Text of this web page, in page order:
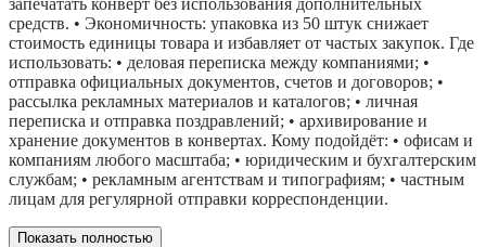
средств. • Экономичность: упаковка из 50 штук снижает
стоимость единицы товара и избавляет от частых закупок. Где
использовать: • деловая переписка между компаниями; •
отправка официальных документов, счетов и договоров; •
рассылка рекламных материалов и каталогов; • личная
переписка и отправка поздравлений; • архивирование и
хранение документов в конвертах. Кому подойдёт: • офисам и
компаниям любого масштаба; • юридическим и бухгалтерским
службам; • рекламным агентствам и типографиям; • частным
лицам для регулярной отправки корреспонденции.
Показать полностью